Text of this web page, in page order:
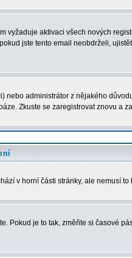
aktivaci všech nových
jste tento email neobdrželi,
administrátor z nějakého
Zkuste se zaregistrovat znovu a
v horní části stránky, ale nemusí
Pokud je to tak, změňte si časové